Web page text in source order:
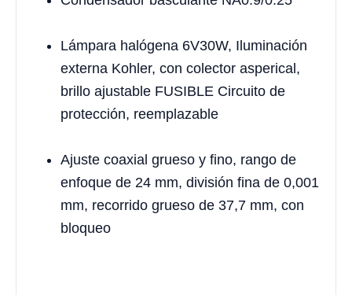
Lámpara halógena 6V30W, Iluminación
externa Kohler, con colector asperical,
brillo ajustable FUSIBLE Circuito de
protección, reemplazable
Ajuste coaxial grueso y fino, rango de
enfoque de 24 mm, división fina de 0,001
mm, recorrido grueso de 37,7 mm, con
bloqueo